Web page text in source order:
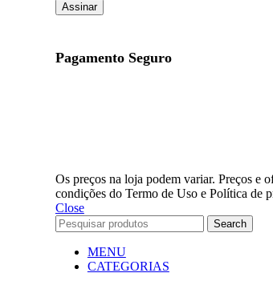
Assinar
Pagamento Seguro
Os preços na loja podem variar. Preços e
condições do Termo de Uso e Política de
Close
Search
MENU
CATEGORIAS